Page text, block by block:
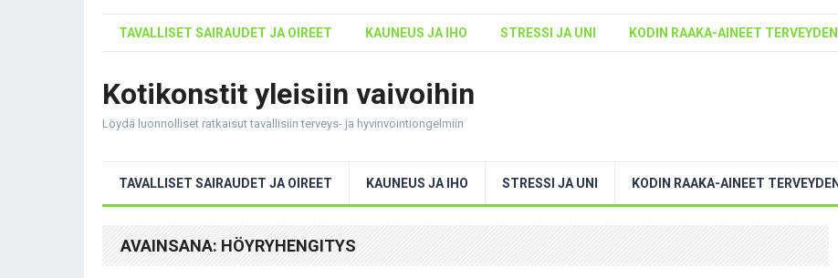
TAVALLISET SAIRAUDET JA OIREET KAUNEUS JA IHO STRESSI JA UNI KODIN RAAKA-AINEET
Kotikonstit yleisiin vaivoihin
Löydä luonnolliset ratkaisut tavallisiin terveys- ja hyvinvointiongelmiin
TAVALLISET SAIRAUDET JA OIREET KAUNEUS JA IHO STRESSI JA UNI KODIN RAAKA-AINEET
AVAINSANA: HÖYRYHENGITYS